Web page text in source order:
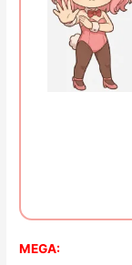
MEGA: